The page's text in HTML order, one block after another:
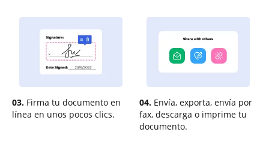
03. Firma tu documento en
línea en unos pocos clics.
04. Envía, exporta, envía por
fax, descarga o imprime tu
documento.